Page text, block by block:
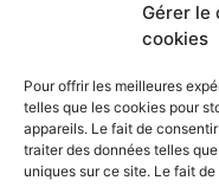
Gérer le
cookies
Pour offrir les meilleures
telles que les cookies pour
appareils. Le fait de
traiter des données telles
uniques sur ce site. Le fait
03 87 91 30
Crèches
Histoire
Autour de Noël